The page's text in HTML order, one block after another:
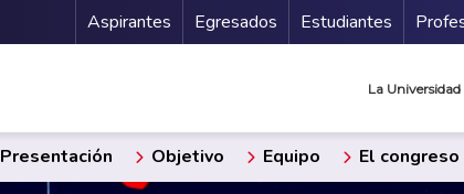
Menu Secundario
Aspirantes Egresados Estudiantes
La Universidad
Presentación Objetivo Equipo El congreso